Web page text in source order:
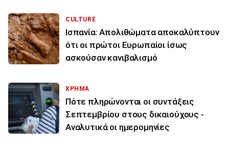
CULTURE
Ισπανία: Απολιθώματα αποκαλύπτουν
ότι οι πρώτοι Ευρωπαίοι ίσως
ασκούσαν κανιβαλισμό
ΧΡΗΜΑ
Πότε πληρώνονται οι συντάξεις
Σεπτεμβρίου στους δικαιούχους -
Αναλυτικά οι ημερομηνίες